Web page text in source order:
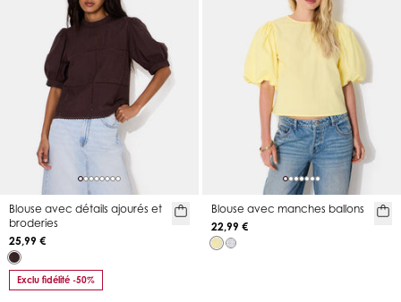
Blouse avec détails ajourés et
broderies
25,99 €
Exclu fidélité -50%
Blouse avec manches ballons
22,99 €